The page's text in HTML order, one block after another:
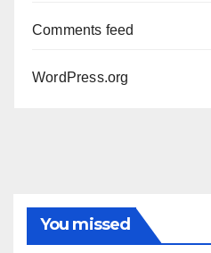
Comments feed
WordPress.org
You missed